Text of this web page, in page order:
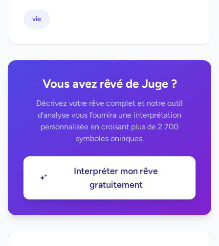
vie
Vous avez rêvé de Juge ?
Décrivez votre rêve complet et notre outil
d'analyse vous fournira une interprétation
personnalisée en croisant plus de 2 700
symboles oniriques.
Interpréter mon rêve
gratuitement